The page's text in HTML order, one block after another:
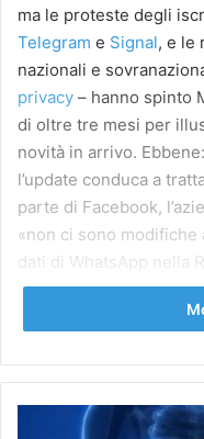
ma le proteste degli
Telegram e Signal, e le
nazionali e
privacy – hanno spinto
di oltre tre mesi per
novità in arrivo.
l’update conduca a
parte di Facebook,
«non ci sono
dati di WhatsApp nella
Unito) derivanti
e dall’Informativa sulla
con Facebook allo
proprie pubblicità».